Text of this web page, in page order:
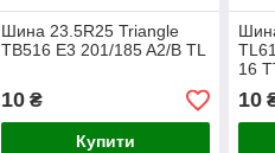
Шина 23.5R25 Triangle
TB516 E3 201/185 A2/B TL
10₴
Купити
16
10